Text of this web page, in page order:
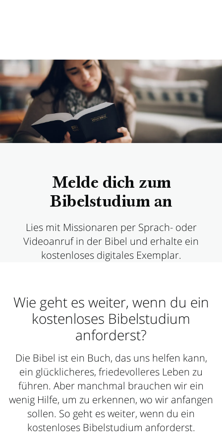
Melde dich zum
Bibelstudium an
Lies mit Missionaren per Sprach- oder
Videoanruf in der Bibel und erhalte ein
kostenloses digitales Exemplar.
Wie geht es weiter, wenn du ein
kostenloses Bibelstudium
anforderst?
Die Bibel ist ein Buch, das uns helfen kann,
ein glücklicheres, friedevolleres Leben zu
führen. Aber manchmal brauchen wir ein
wenig Hilfe, um zu erkennen, wo wir anfangen
sollen. So geht es weiter, wenn du ein
kostenloses Bibelstudium anforderst.